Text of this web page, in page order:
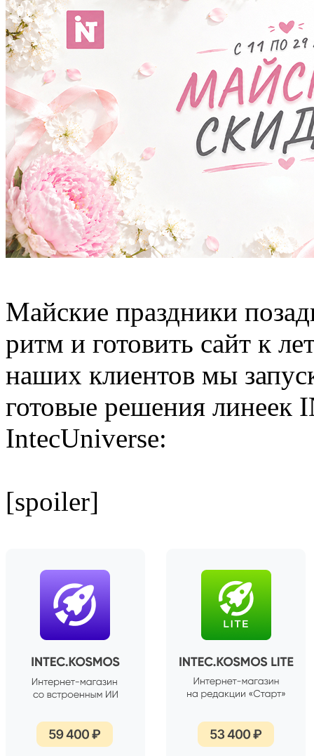
Майские праздники
ритм и готовить сайт к
наших клиентов мы
готовые решения линеек
IntecUniverse:
[spoiler]